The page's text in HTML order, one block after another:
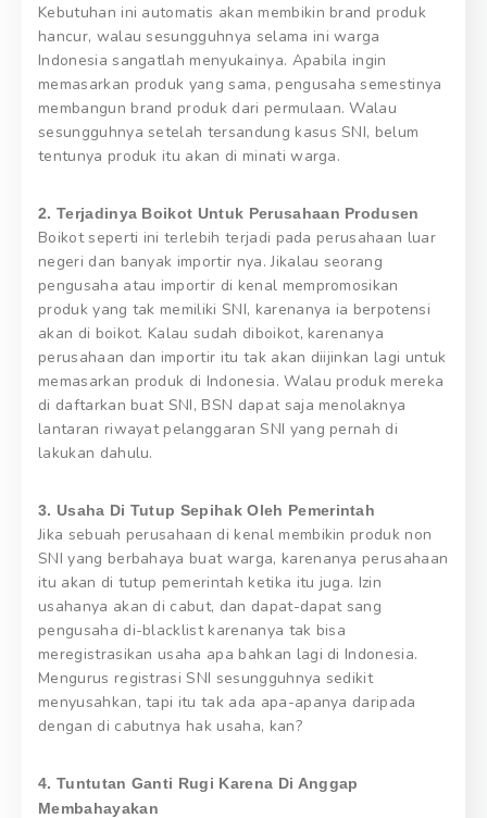
Kebutuhan ini automatis akan membikin brand produk
hancur, walau sesungguhnya selama ini warga
Indonesia sangatlah menyukainya. Apabila ingin
memasarkan produk yang sama, pengusaha semestinya
membangun brand produk dari permulaan. Walau
sesungguhnya setelah tersandung kasus SNI, belum
tentunya produk itu akan di minati warga.
2. Terjadinya Boikot Untuk Perusahaan Produsen
Boikot seperti ini terlebih terjadi pada perusahaan luar
negeri dan banyak importir nya. Jikalau seorang
pengusaha atau importir di kenal mempromosikan
produk yang tak memiliki SNI, karenanya ia berpotensi
akan di boikot. Kalau sudah diboikot, karenanya
perusahaan dan importir itu tak akan diijinkan lagi untuk
memasarkan produk di Indonesia. Walau produk mereka
di daftarkan buat SNI, BSN dapat saja menolaknya
lantaran riwayat pelanggaran SNI yang pernah di
lakukan dahulu.
3. Usaha Di Tutup Sepihak Oleh Pemerintah
Jika sebuah perusahaan di kenal membikin produk non
SNI yang berbahaya buat warga, karenanya perusahaan
itu akan di tutup pemerintah ketika itu juga. Izin
usahanya akan di cabut, dan dapat-dapat sang
pengusaha di-blacklist karenanya tak bisa
meregistrasikan usaha apa bahkan lagi di Indonesia.
Mengurus registrasi SNI sesungguhnya sedikit
menyusahkan, tapi itu tak ada apa-apanya daripada
dengan di cabutnya hak usaha, kan?
4. Tuntutan Ganti Rugi Karena Di Anggap
Membahayakan